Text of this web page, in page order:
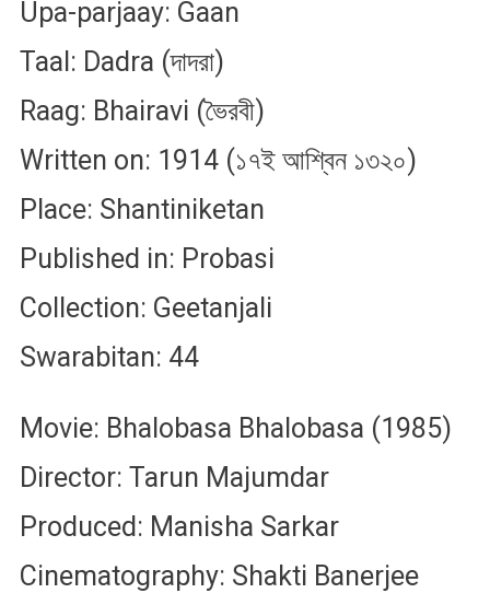
Upa-parjaay: Gaan
Taal: Dadra (দাদরা)
Raag: Bhairavi (ভৈরবী)
Written on: 1914 (১৭ই আশ্বিন ১৩২০)
Place: Shantiniketan
Published in: Probasi
Collection: Geetanjali
Swarabitan: 44
Movie: Bhalobasa Bhalobasa (1985)
Director: Tarun Majumdar
Produced: Manisha Sarkar
Cinematography: Shakti Banerjee